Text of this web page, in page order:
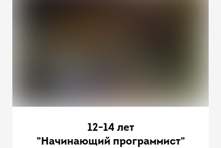
12-14 лет
"Начинающий программист"